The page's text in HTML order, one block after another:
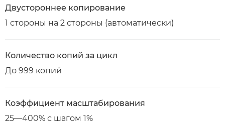
Двустороннее копирование
1 стороны на 2 стороны (автоматически)
Количество копий за цикл
До 999 копий
Коэффициент масштабирования
25—400% с шагом 1%